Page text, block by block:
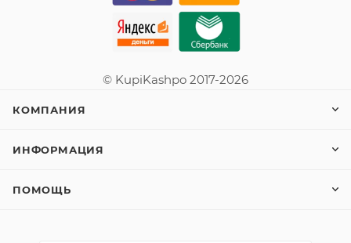
© KupiKashpo 2017-2026
КОМПАНИЯ
ИНФОРМАЦИЯ
ПОМОЩЬ